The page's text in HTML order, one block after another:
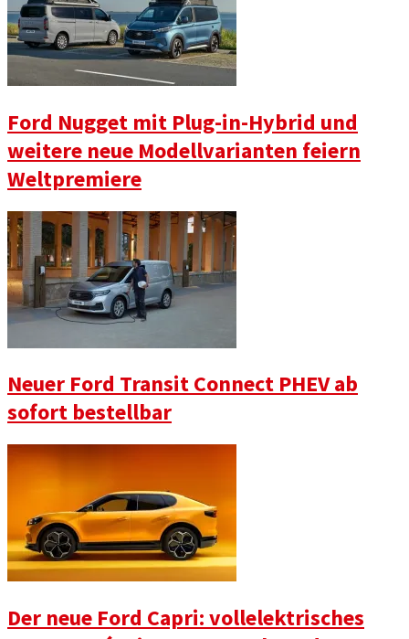
Ford Nugget mit Plug-in-Hybrid und
weitere neue Modellvarianten feiern
Weltpremiere
Neuer Ford Transit Connect PHEV ab
sofort bestellbar
Der neue Ford Capri: vollelektrisches